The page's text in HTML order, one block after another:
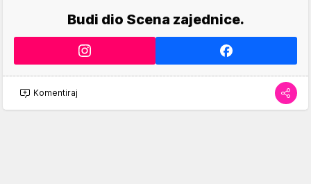
Budi dio Scena zajednice.
Komentiraj